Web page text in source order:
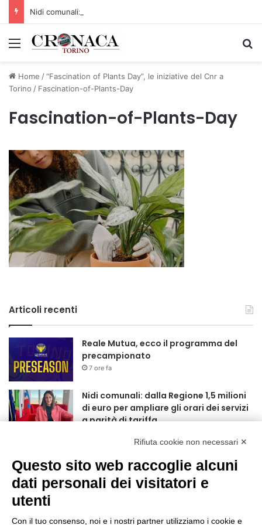
Menu
Home /“Fascination of Plants Day”, le iniziative del Cnr a
Torino / Fascination-of-Plants-Day
Fascination-of-Plants-Day
Articoli recenti
Reale Mutua, ecco il programma del
precampionato
7 ore fa
Nidi comunali: dalla Regione 1,5 milioni
di euro per ampliare gli orari dei servizi
a parità di tariffa
collegamenti verso la collina
11 ore fa
agosto apre la strada al Grande
Rifiuta cookie non necessari ✕
Questo sito web raccoglie alcuni
dati personali dei visitatori e
utenti
Con il tuo consenso, noi e i nostri partner utilizziamo i cookie e